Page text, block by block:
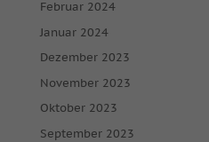
Februar 2024
Januar 2024
Dezember 2023
November 2023
Oktober 2023
September 2023